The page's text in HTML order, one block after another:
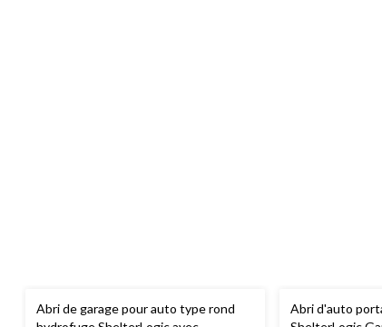
Abri de garage pour auto type rond
Abri d'auto